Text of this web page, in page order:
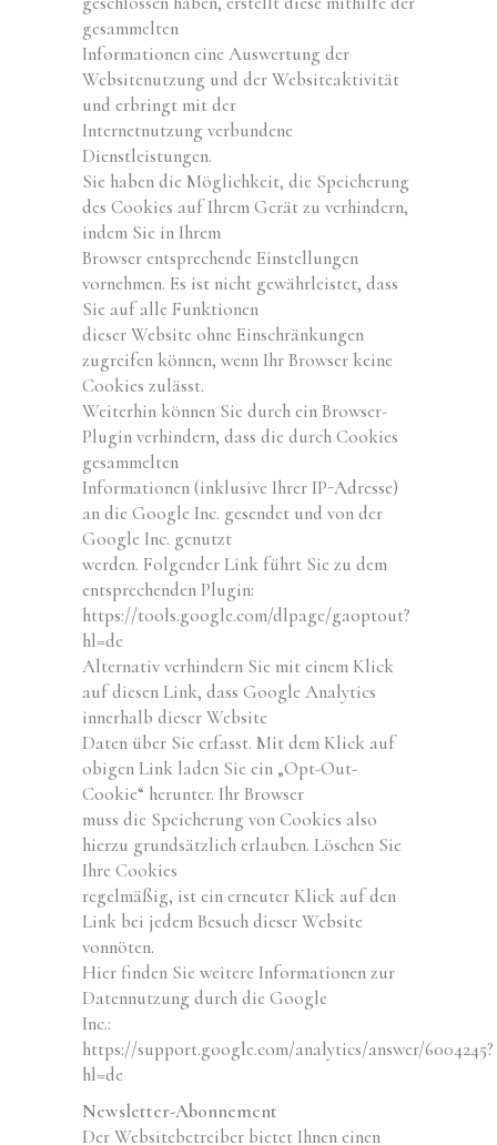
gesammelten
Informationen eine Auswertung der
Websitenutzung und der Websiteaktivität
und erbringt mit der
Internetnutzung verbundene
Dienstleistungen.
Sie haben die Möglichkeit, die Speicherung
des Cookies auf Ihrem Gerät zu verhindern,
indem Sie in Ihrem
Browser entsprechende Einstellungen
vornehmen. Es ist nicht gewährleistet, dass
Sie auf alle Funktionen
dieser Website ohne Einschränkungen
zugreifen können, wenn Ihr Browser keine
Cookies zulässt.
Weiterhin können Sie durch ein Browser-
Plugin verhindern, dass die durch Cookies
gesammelten
Informationen (inklusive Ihrer IP-Adresse)
an die Google Inc. gesendet und von der
Google Inc. genutzt
werden. Folgender Link führt Sie zu dem
entsprechenden Plugin:
https://tools.google.com/dlpage/gaoptout?
hl=de
Alternativ verhindern Sie mit einem Klick
auf diesen Link, dass Google Analytics
innerhalb dieser Website
Daten über Sie erfasst. Mit dem Klick auf
obigen Link laden Sie ein „Opt-Out-
Cookie“ herunter. Ihr Browser
muss die Speicherung von Cookies also
hierzu grundsätzlich erlauben. Löschen Sie
Ihre Cookies
regelmäßig, ist ein erneuter Klick auf den
Link bei jedem Besuch dieser Website
vonnöten.
Hier finden Sie weitere Informationen zur
Datennutzung durch die Google
Inc.:
https://support.google.com/analytics/answer/6004245?
hl=de
Newsletter-Abonnement
Der Websitebetreiber bietet Ihnen einen